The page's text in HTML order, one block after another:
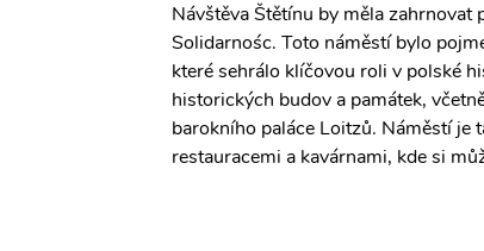
Návštěva Štětínu by měla zahrnovat
Solidarnośc. Toto náměstí bylo
které sehrálo klíčovou roli v polské
historických budov a památek,
barokního paláce Loitzů. Náměstí je
restauracemi a kavárnami, kde si